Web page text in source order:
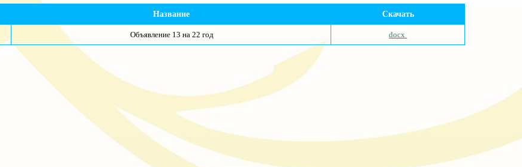
Название Скачать
Объявление 13 на 22 год docx